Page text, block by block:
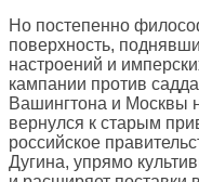
Но постепенно
поверхность,
настроений и
кампании против
Вашингтона и Москвы
вернулся к старым
российское
Дугина, упрямо